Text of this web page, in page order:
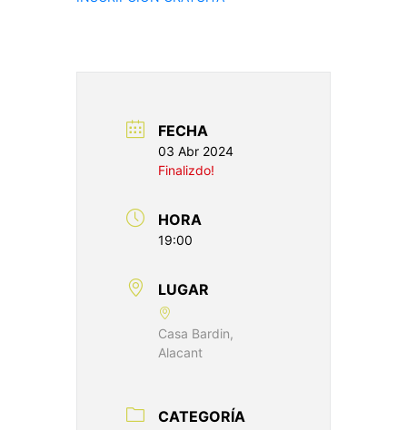
FECHA
03 Abr 2024
Finalizdo!
HORA
19:00
LUGAR
Casa Bardin,
Alacant
CATEGORÍA